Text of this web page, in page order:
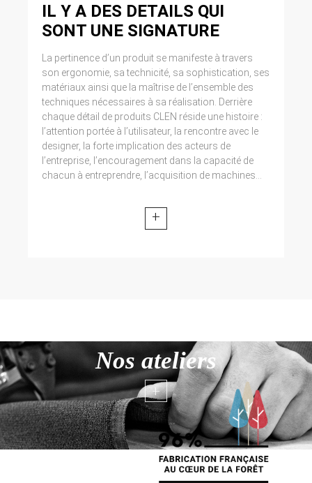
IL Y A DES DETAILS QUI
SONT UNE SIGNATURE
La pertinence d’un produit se manifeste à travers
son ergonomie, sa technicité, sa sophistication, ses
matériaux ainsi que la maîtrise de l’ensemble des
techniques nécessaires à sa réalisation. Derrière
chaque détail de produits CLEN réside une histoire :
l’attention portée à l’utilisateur, la rencontre avec le
designer, la forte implication des acteurs de
l’entreprise, l’encouragement dans la capacité de
chacun à entreprendre, l’acquisition de machines...
+
Nos ateliers
+